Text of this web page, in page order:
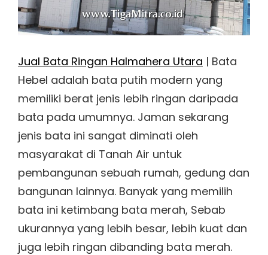
Jual Bata Ringan Halmahera Utara | Bata
Hebel adalah bata putih modern yang
memiliki berat jenis lebih ringan daripada
bata pada umumnya. Jaman sekarang
jenis bata ini sangat diminati oleh
masyarakat di Tanah Air untuk
pembangunan sebuah rumah, gedung dan
bangunan lainnya. Banyak yang memilih
bata ini ketimbang bata merah, Sebab
ukurannya yang lebih besar, lebih kuat dan
juga lebih ringan dibanding bata merah.